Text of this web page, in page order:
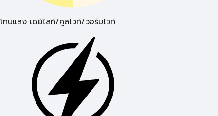
โทนแสง เดย์ไลท์/คูลไวท์/วอร์มไวท์